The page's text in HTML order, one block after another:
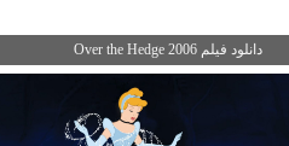
دانلود فیلم Over the Hedge 2006